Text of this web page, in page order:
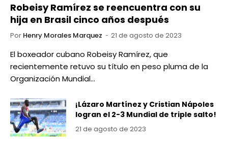
Robeisy Ramírez se reencuentra con su
hija en Brasil cinco años después
Por Henry Morales Marquez 21 de agosto de 2023
El boxeador cubano Robeisy Ramírez, que
recientemente retuvo su título en peso pluma de la
Organización Mundial…
¡Lázaro Martínez y Cristian Nápoles
logran el 2-3 Mundial de triple salto!
21 de agosto de 2023